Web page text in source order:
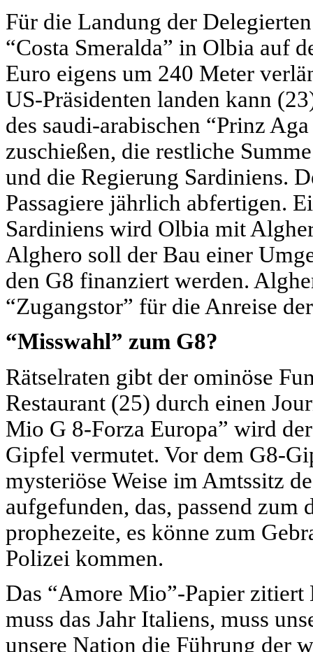
Für die Landung der
“Costa Smeralda” in Olbia auf
Euro eigens um 240 Meter
US-Präsidenten landen kann
des saudi-arabischen “Prinz
zuschießen, die restliche
und die Regierung Sardiniens.
Passagiere jährlich abfertigen.
Sardiniens wird Olbia mit
Alghero soll der Bau einer
den G8 finanziert werden.
“Zugangstor” für die Anreise
“Misswahl” zum G8?
Rätselraten gibt der ominöse
Restaurant (25) durch einen
Mio G 8-Forza Europa” wird
Gipfel vermutet. Vor dem G8-
mysteriöse Weise im Amtssitz
aufgefunden, das, passend zum
prophezeite, es könne zum
Polizei kommen.
Das “Amore Mio”-Papier
muss das Jahr Italiens, muss
unsere Nation die Führung der